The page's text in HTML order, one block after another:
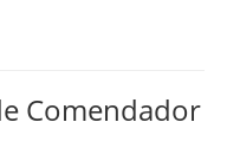
Comendador